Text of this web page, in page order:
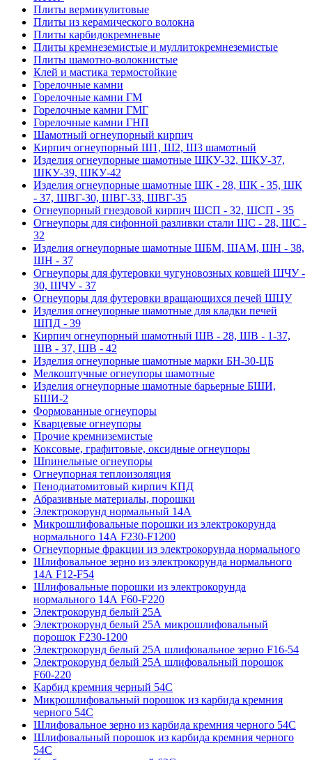
Плиты вермикулитовые
Плиты из керамического волокна
Плиты карбидокремневые
Плиты кремнеземистые и муллитокремнеземистые
Плиты шамотно-волокнистые
Клей и мастика термостойкие
Горелочные камни
Горелочные камни ГМ
Горелочные камни ГМГ
Горелочные камни ГНП
Шамотный огнеупорный кирпич
Кирпич огнеупорный Ш1, Ш2, Ш3 шамотный
Изделия огнеупорные шамотные ШКУ-32, ШКУ-37,
ШКУ-39, ШКУ-42
Изделия огнеупорные шамотные ШК - 28, ШК - 35, ШК
- 37, ШВГ-30, ШВГ-33, ШВГ-35
Огнеупорный гнездовой кирпич ШСП - 32, ШСП - 35
Огнеупоры для сифонной разливки стали ШС - 28, ШС -
32
Изделия огнеупорные шамотные ШБМ, ШАМ, ШН - 38,
ШН - 37
Огнеупоры для футеровки чугуновозных ковшей ШЧУ -
30, ШЧУ - 37
Огнеупоры для футеровки вращающихся печей ШЦУ
Изделия огнеупорные шамотные для кладки печей
ШПД - 39
Кирпич огнеупорный шамотный ШВ - 28, ШВ - 1-37,
ШВ - 37, ШВ - 42
Изделия огнеупорные шамотные марки БН-30-ЦБ
Мелкоштучные огнеупоры шамотные
Изделия огнеупорные шамотные барьерные БШИ,
БШИ-2
Формованные огнеупоры
Кварцевые огнеупоры
Прочие кремниземистые
Коксовые, графитовые, оксидные огнеупоры
Шпинельные огнеупоры
Огнеупорная теплоизоляция
Пенодиатомитовый кирпич КПД
Абразивные материалы, порошки
Электрокорунд нормальный 14А
Микрошлифовальные порошки из электрокорунда
нормального 14А F230-F1200
Огнеупорные фракции из электрокорунда нормального
Шлифовальное зерно из электрокорунда нормального
14А F12-F54
Шлифовальные порошки из электрокорунда
нормального 14А F60-F220
Электрокорунд белый 25А
Электрокорунд белый 25А микрошлифовальный
порошок F230-1200
Электрокорунд белый 25А шлифовальное зерно F16-54
Электрокорунд белый 25А шлифовальный порошок
F60-220
Карбид кремния черный 54С
Микрошлифовальный порошок из карбида кремния
черного 54С
Шлифовальное зерно из карбида кремния черного 54C
Шлифовальный порошок из карбида кремния черного
54С